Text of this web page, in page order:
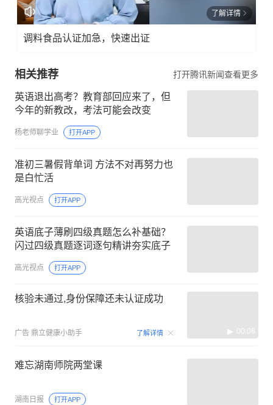
了解详情
调料食品认证加急，快速出证
相关推荐 打开腾讯新闻查看更多
英语退出高考？教育部回应来了，但
今年的新教改，考法可能会改变
杨老师聊学业 打开APP
准初三暑假背单词 方法不对再努力也
是白忙活
高光视点 打开APP
英语底子薄刷四级真题怎么补基础？
闪过四级真题逐词逐句精讲夯实底子
高光视点 打开APP
核验未通过,身份保障还未认证成功
广告 鼎立健康小助手 了解详情 00:08
难忘湖南师院两堂课
湖南日报 打开APP